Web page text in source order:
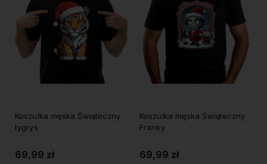
Koszulka męska Świąteczny
tygrys
69,99 zł
Koszulka męska Świąteczny
Franky
69,99 zł